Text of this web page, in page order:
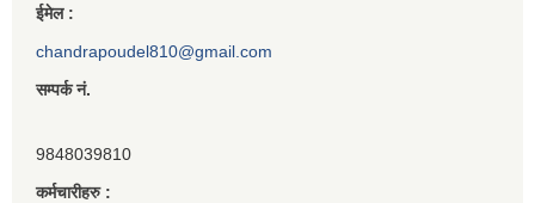
ईमेल :
chandrapoudel810@gmail.com
सम्पर्क नं.
9848039810
कर्मचारीहरु :